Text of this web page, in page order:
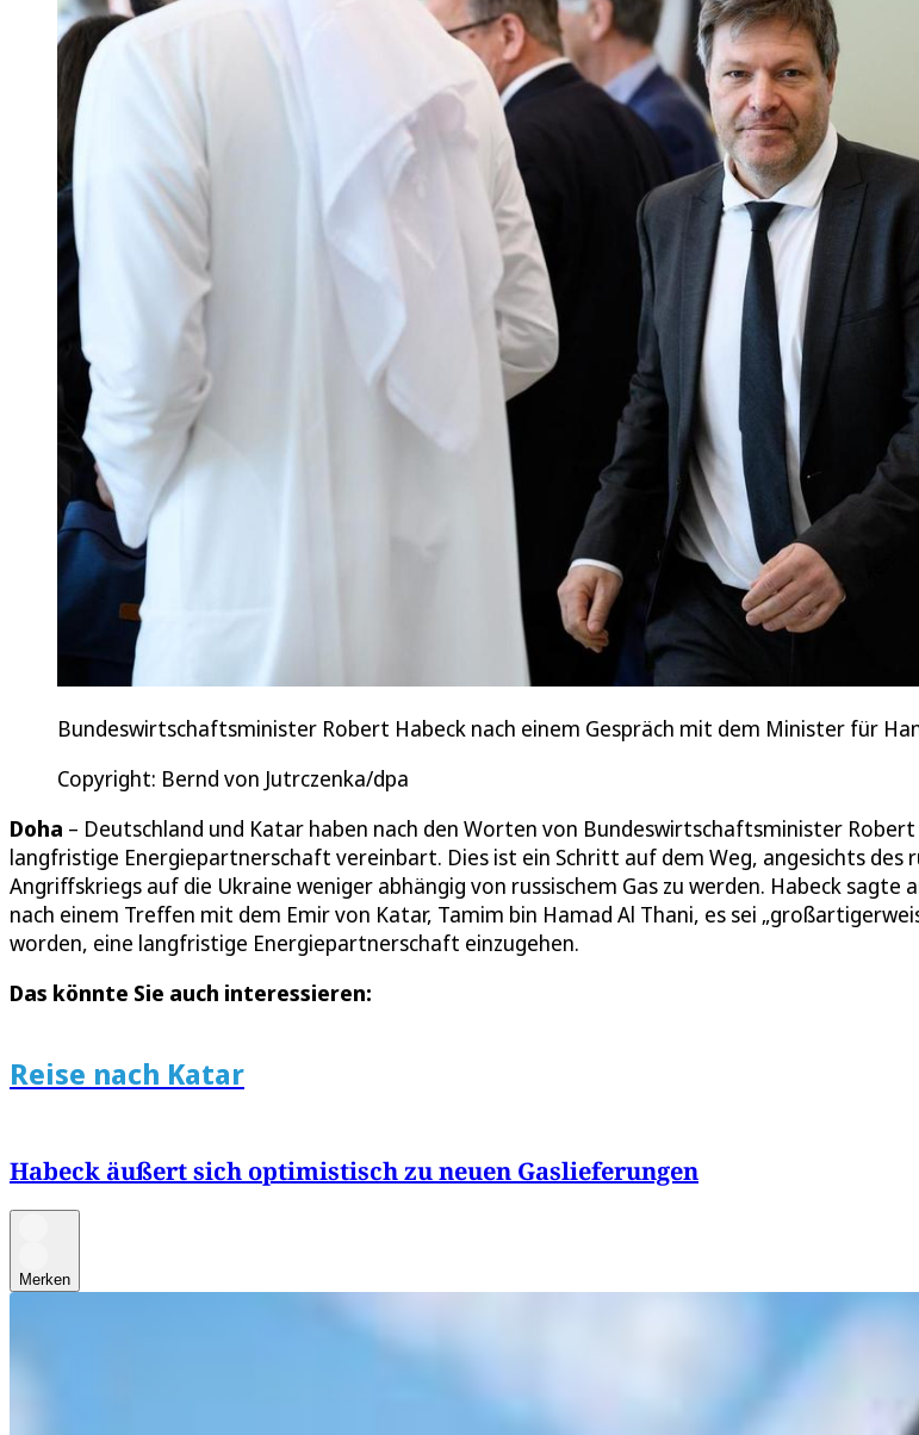
Bundeswirtschaftsminister Robert Habeck nach einem Gespräch mit dem Minister für
Copyright: Bernd von Jutrczenka/dpa
Doha – Deutschland und Katar haben nach den Worten von Bundeswirtschaftsminister Robert
langfristige Energiepartnerschaft vereinbart. Dies ist ein Schritt auf dem Weg, angesichts des
Angriffskriegs auf die Ukraine weniger abhängig von russischem Gas zu werden. Habeck sagte
nach einem Treffen mit dem Emir von Katar, Tamim bin Hamad Al Thani, es sei
worden, eine langfristige Energiepartnerschaft einzugehen.
Das könnte Sie auch interessieren:
Reise nach Katar
Habeck äußert sich optimistisch zu neuen Gaslieferungen
Merken